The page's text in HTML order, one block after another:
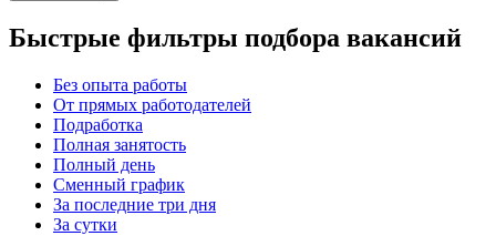
Быстрые фильтры подбора вакансий
Без опыта работы
От прямых работодателей
Подработка
Полная занятость
Полный день
Сменный график
За последние три дня
За сутки